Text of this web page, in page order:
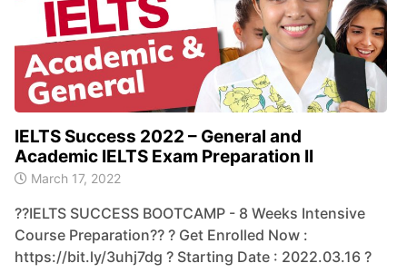
IELTS Success 2022 – General and
Academic IELTS Exam Preparation II
March 17, 2022
?‍?IELTS SUCCESS BOOTCAMP - 8 Weeks Intensive
Course Preparation?‍? ? Get Enrolled Now :
https://bit.ly/3uhj7dg ? Starting Date : 2022.03.16 ?